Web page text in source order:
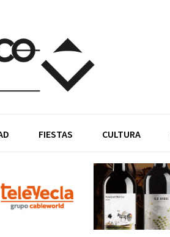
FIESTAS CULTURA